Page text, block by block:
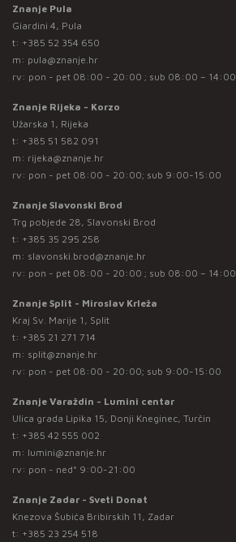
Znanje Pula
Giardini 4, Pula
t: +385 52 354 650
m: pula@znanje.hr
rv: pon - pet 08:00 - 20:00 ; sub 08:00 – 14:00
Znanje Rijeka - Korzo
Užarska 1, Rijeka
t: +385 51 582 091
m: rijeka@znanje.hr
rv: pon - pet 08:00 - 20:00; sub 9:00-15:00
Znanje Slavonski Brod
Trg pobjede 28, Slavonski Brod
t: +385 35 295 258
m: slavonski.brod@znanje.hr
rv: pon - pet 08:00 - 20:00 ; sub 08:00 – 14:00
Znanje Split - Miroslav Krleža
Kraj Sv. Marije 1, Split
t: +385 21 271 714
m: split@znanje.hr
rv: pon - pet 08:00 - 20:00; sub 9:00-15:00
Znanje Varaždin - Lumini centar
Ulica grada Lipika 15, Donji Kneginec, Turčin
t: +385 42 555 002
m: lumini@znanje.hr
rv: pon - ned* 9:00-21:00
Znanje Zadar - Sveti Donat
Knezova Šubića Bribirskih 11, Zadar
t: +385 23 254 518